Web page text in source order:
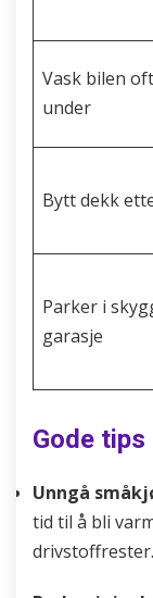
Vask bilen
under
Bytt dekk
Parker i
garasje
Gode
Unngå
tid til å bli
drivstoffrester.